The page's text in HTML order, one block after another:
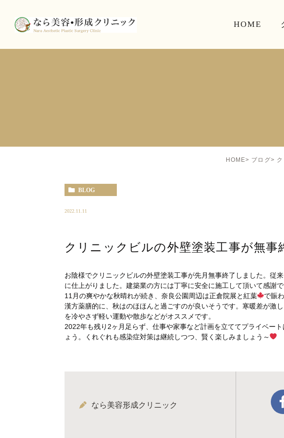
HOME
HOME ブログ
BLOG
2022.11.11
クリニックビルの外壁塗装工事が無事
お陰様でクリニックビルの外壁塗装工事が先月無事終了しました。従
に仕上がりました。建築業の方には丁寧に安全に施工して頂いて感謝
11月の爽やかな秋晴れが続き、奈良公園周辺は正倉院展と紅葉
で賑
漢方薬膳的に、秋はのほほんと過ごすのが良いそうです。寒暖差が激
を冷やさず軽い運動や散歩などがオススメです。
2022年も残り2ヶ月足らず、仕事や家事など計画を立ててプライベー
ょう。くれぐれも感染症対策は継続しつつ、賢く楽しみましょう～
なら美容形成クリニック